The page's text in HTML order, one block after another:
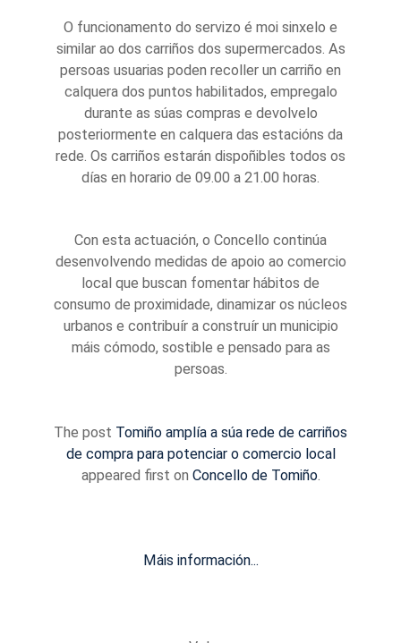
O funcionamento do servizo é moi sinxelo e
similar ao dos carriños dos supermercados. As
persoas usuarias poden recoller un carriño en
calquera dos puntos habilitados, empregalo
durante as súas compras e devolvelo
posteriormente en calquera das estacións da
rede. Os carriños estarán dispoñibles todos os
días en horario de 09.00 a 21.00 horas.
Con esta actuación, o Concello continúa
desenvolvendo medidas de apoio ao comercio
local que buscan fomentar hábitos de
consumo de proximidade, dinamizar os núcleos
urbanos e contribuír a construír un municipio
máis cómodo, sostible e pensado para as
persoas.
The post Tomiño amplía a súa rede de carriños
de compra para potenciar o comercio local
appeared first on Concello de Tomiño.
Máis información...